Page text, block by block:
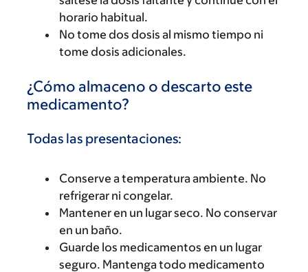
horario habitual.
No tome dos dosis al mismo tiempo ni
tome dosis adicionales.
¿Cómo almaceno o descarto este
medicamento?
Todas las presentaciones:
Conserve a temperatura ambiente. No
refrigerar ni congelar.
Mantener en un lugar seco. No conservar
en un baño.
Guarde los medicamentos en un lugar
seguro. Mantenga todo medicamento